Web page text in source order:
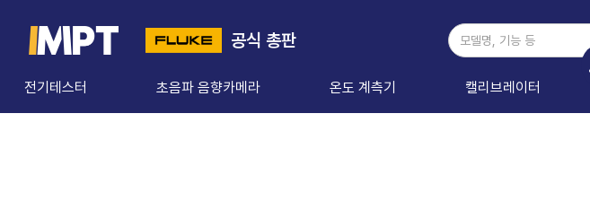
공식 총판
전기테스터 초음파 음향카메라 온도 계측기 캘리브레이터